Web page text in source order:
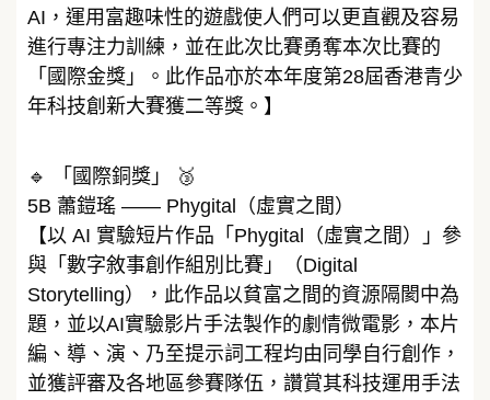
AI，運用富趣味性的遊戲使人們可以更直觀及容易
進行專注力訓練，並在此次比賽勇奪本次比賽的
「國際金獎」。此作品亦於本年度第28屆香港青少
年科技創新大賽獲二等獎。】
🔹 「國際銅獎」 🥉
5B 蕭鎧瑤 —— Phygital（虛實之間）
【以 AI 實驗短片作品「Phygital（虛實之間）」參
與「數字敘事創作組別比賽」（Digital
Storytelling），此作品以貧富之間的資源隔閡中為
題，並以AI實驗影片手法製作的劇情微電影，本片
編、導、演、乃至提示詞工程均由同學自行創作，
並獲評審及各地區參賽隊伍，讚賞其科技運用手法